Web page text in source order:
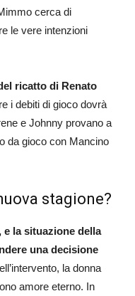
cerca di
le vere intenzioni
ricatto di Renato
i debiti di gioco dovrà
e Johnny provano a
da gioco con Mancino
stagione?
la situazione della
una decisione
la donna
amore eterno. In